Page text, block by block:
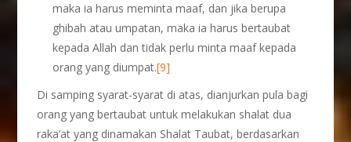
maka ia harus meminta maaf, dan jika berupa
ghibah atau umpatan, maka ia harus bertaubat
kepada Allah dan tidak perlu minta maaf kepada
orang yang diumpat.[9]
Di samping syarat-syarat di atas, dianjurkan pula bagi
orang yang bertaubat untuk melakukan shalat dua
raka’at yang dinamakan Shalat Taubat, berdasarkan